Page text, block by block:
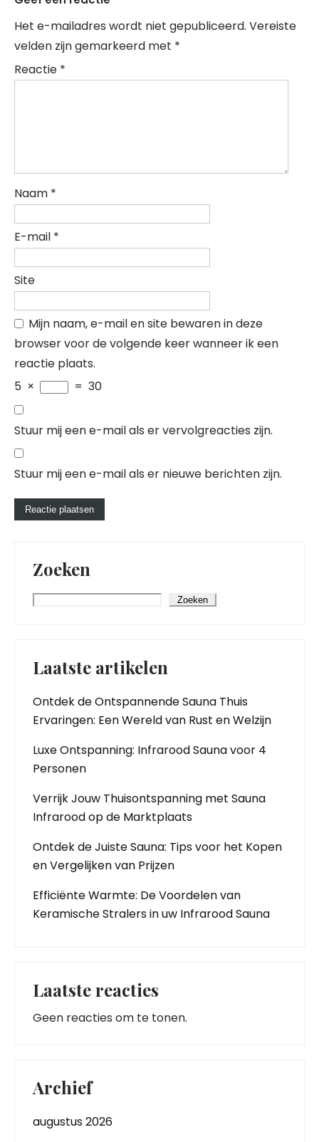
Het e-mailadres wordt niet gepubliceerd. Vereiste
velden zijn gemarkeerd met *
Reactie *
Naam *
E-mail *
Site
Mijn naam, e-mail en site bewaren in deze
browser voor de volgende keer wanneer ik een
reactie plaats.
5 × = 30
Stuur mij een e-mail als er vervolgreacties zijn.
Stuur mij een e-mail als er nieuwe berichten zijn.
Zoeken
Zoeken
Laatste artikelen
Ontdek de Ontspannende Sauna Thuis
Ervaringen: Een Wereld van Rust en Welzijn
Luxe Ontspanning: Infrarood Sauna voor 4
Personen
Verrijk Jouw Thuisontspanning met Sauna
Infrarood op de Marktplaats
Ontdek de Juiste Sauna: Tips voor het Kopen
en Vergelijken van Prijzen
Efficiënte Warmte: De Voordelen van
Keramische Stralers in uw Infrarood Sauna
Laatste reacties
Geen reacties om te tonen.
Archief
augustus 2026